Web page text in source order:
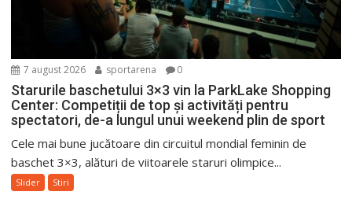
7 august 2026 sportarena 0
Starurile baschetului 3×3 vin la ParkLake Shopping
Center: Competiții de top și activități pentru
spectatori, de-a lungul unui weekend plin de sport
Cele mai bune jucătoare din circuitul mondial feminin de
baschet 3×3, alături de viitoarele staruri olimpice...
Slider Stiri